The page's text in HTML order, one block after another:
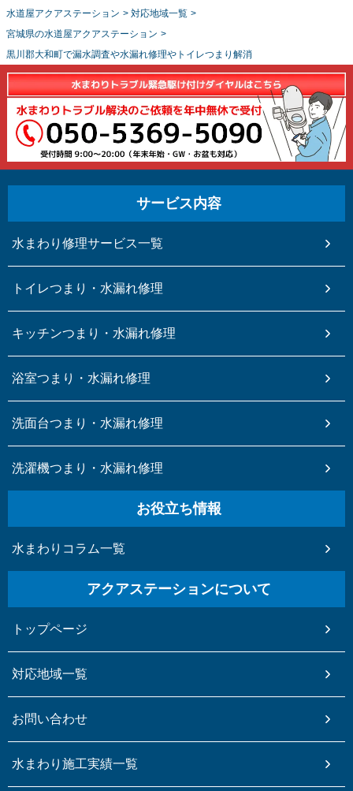
水道屋アクアステーション > 対応地域一覧 >
宮城県の水道屋アクアステーション >
黒川郡大和町で漏水調査や水漏れ修理やトイレつまり解消
サービス内容
水まわり修理サービス一覧
トイレつまり・水漏れ修理
キッチンつまり・水漏れ修理
浴室つまり・水漏れ修理
洗面台つまり・水漏れ修理
洗濯機つまり・水漏れ修理
お役立ち情報
水まわりコラム一覧
アクアステーションについて
トップページ
対応地域一覧
お問い合わせ
水まわり施工実績一覧